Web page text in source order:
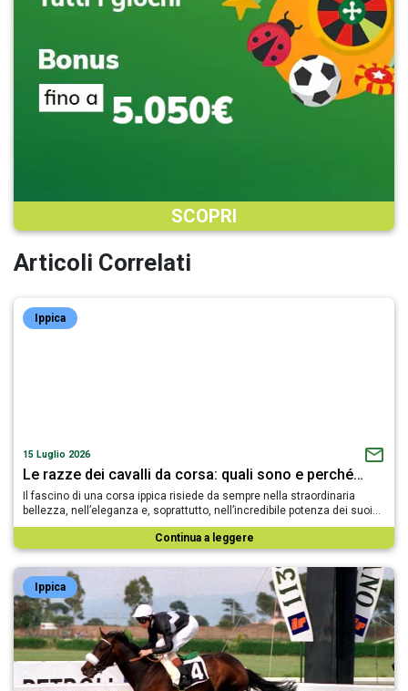
SCOPRI
Articoli Correlati
Ippica
15 Luglio 2026
Le razze dei cavalli da corsa: quali sono e perché…
Il fascino di una corsa ippica risiede da sempre nella straordinaria
bellezza, nell’eleganza e, soprattutto, nell’incredibile potenza dei suoi…
Continua a leggere
Ippica